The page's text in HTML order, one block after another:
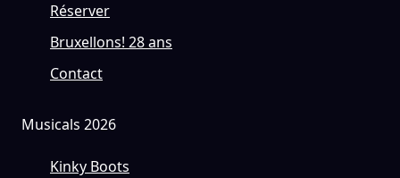
Réserver
Bruxellons! 28 ans
Contact
Musicals 2026
Kinky Boots